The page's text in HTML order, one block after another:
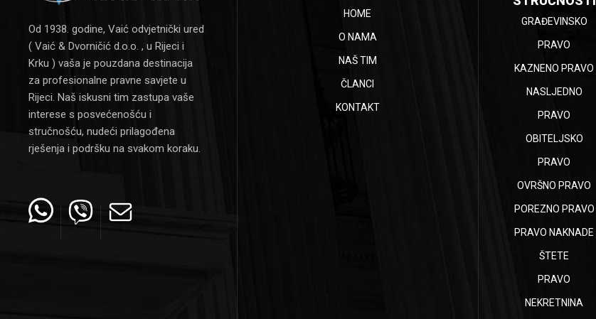
Od 1938. godine, Vaić odvjetnički ured
( Vaić & Dvorničić d.o.o. , u Rijeci i
Krku ) vaša je pouzdana destinacija
za profesionalne pravne savjete u
Rijeci. Naš iskusni tim zastupa vaše
interese s posvećenošću i
stručnošću, nudeći prilagođena
rješenja i podršku na svakom koraku.
HOME
O NAMA
NAŠ TIM
ČLANCI
KONTAKT
GRAĐEVINSKO
PRAVO
KAZNENO PRAVO
NASLJEDNO
PRAVO
OBITELJSKO
PRAVO
OVRŠNO PRAVO
POREZNO PRAVO
PRAVO NAKNADE
ŠTETE
PRAVO
NEKRETNINA